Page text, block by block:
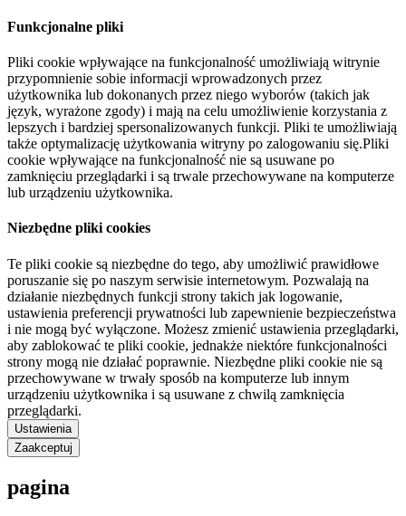
Funkcjonalne pliki
Pliki cookie wpływające na funkcjonalność umożliwiają witrynie
przypomnienie sobie informacji wprowadzonych przez
użytkownika lub dokonanych przez niego wyborów (takich jak
język, wyrażone zgody) i mają na celu umożliwienie korzystania z
lepszych i bardziej spersonalizowanych funkcji. Pliki te umożliwiają
także optymalizację użytkowania witryny po zalogowaniu się.Pliki
cookie wpływające na funkcjonalność nie są usuwane po
zamknięciu przeglądarki i są trwale przechowywane na komputerze
lub urządzeniu użytkownika.
Niezbędne pliki cookies
Te pliki cookie są niezbędne do tego, aby umożliwić prawidłowe
poruszanie się po naszym serwisie internetowym. Pozwalają na
działanie niezbędnych funkcji strony takich jak logowanie,
ustawienia preferencji prywatności lub zapewnienie bezpieczeństwa
i nie mogą być wyłączone. Możesz zmienić ustawienia przeglądarki,
aby zablokować te pliki cookie, jednakże niektóre funkcjonalności
strony mogą nie działać poprawnie. Niezbędne pliki cookie nie są
przechowywane w trwały sposób na komputerze lub innym
urządzeniu użytkownika i są usuwane z chwilą zamknięcia
przeglądarki.
Ustawienia
Zaakceptuj
pagina